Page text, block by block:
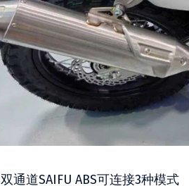
双通道SAIFU ABS可连接3种模式